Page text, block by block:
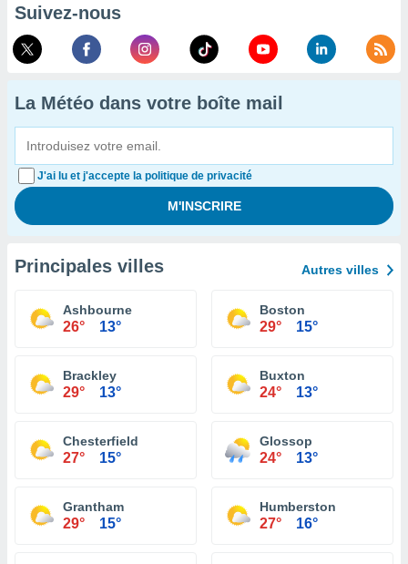
Suivez-nous
La Météo dans votre boîte mail
J'ai lu et j'accepte la politique de privacité
Principales villes Autres villes
Ashbourne
26° 13°
Boston
29° 15°
Brackley
29° 13°
Buxton
24° 13°
Chesterfield
27° 15°
Glossop
24° 13°
Grantham
29° 15°
Humberston
27° 16°